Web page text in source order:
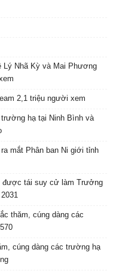
Lý Nhã Kỳ và Mai Phương
2,1 triệu người xem
hạ tại Ninh Bình và
mắt Phân ban Ni giới tỉnh
được tái suy cử làm Trưởng
thăm, cúng dàng các
cúng dàng các trường hạ